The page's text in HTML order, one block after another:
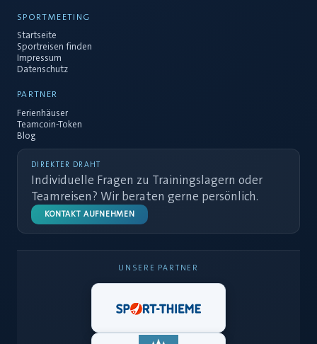
SPORTMEETING
Startseite
Sportreisen finden
Impressum
Datenschutz
PARTNER
Ferienhäuser
Teamcoin-Token
Blog
DIREKTER DRAHT
Individuelle Fragen zu Trainingslagern oder
Teamreisen? Wir beraten gerne persönlich.
KONTAKT AUFNEHMEN
UNSERE PARTNER